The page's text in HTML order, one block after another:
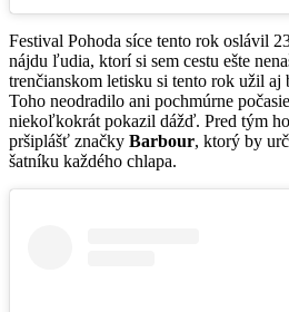
Festival Pohoda síce tento rok oslávil
nájdu ľudia, ktorí si sem cestu ešte
trenčianskom letisku si tento rok užil aj
Toho neodradilo ani pochmúrne
niekoľkokrát pokazil dážď. Pred tým
pršiplášť značky Barbour, ktorý by
šatníku každého chlapa.